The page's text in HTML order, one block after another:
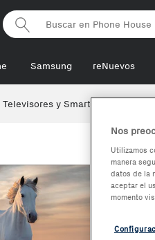
Samsung reNuevos
Televisores y Smart TV
Nos
Utilizamos
manera
datos de la
aceptar el
momento